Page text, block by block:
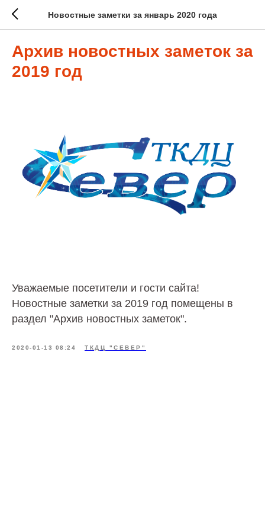
Новостные заметки за январь 2020 года
Архив новостных заметок за
2019 год
Уважаемые посетители и гости сайта!
Новостные заметки за 2019 год помещены в
раздел "Архив новостных заметок".
2020-01-13 08:24 ТКДЦ "СЕВЕР"